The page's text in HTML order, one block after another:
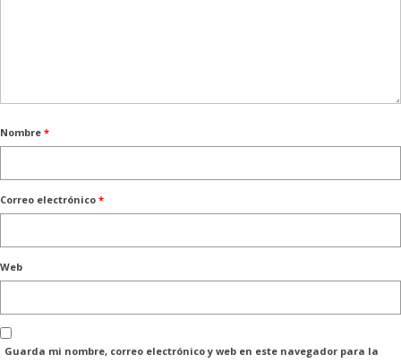
Nombre *
Correo electrónico *
Web
Guarda mi nombre, correo electrónico y web en este navegador para la